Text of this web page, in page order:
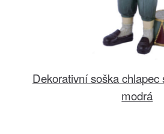
Dekorativní soška
modrá